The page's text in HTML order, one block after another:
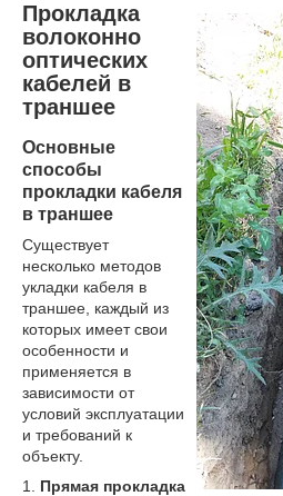
Прокладка
волоконно
оптических
кабелей в
траншее
Основные
способы
прокладки кабеля
в траншее
Существует
несколько методов
укладки кабеля в
траншее, каждый из
которых имеет свои
особенности и
применяется в
зависимости от
условий эксплуатации
и требований к
объекту.
1. Прямая прокладка